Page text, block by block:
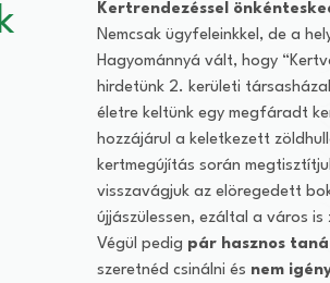
Kertrendezéssel
Nemcsak ügyfeleinkkel, de a
Hagyománnyá vált, hogy
hirdetünk 2. kerületi
életre keltünk egy megfáradt
hozzájárul a keletkezett
kertmegújítás során
visszavágjuk az elöregedett
újjászülessen, ezáltal a város is
Végül pedig pár hasznos
szeretnéd csinálni és nem